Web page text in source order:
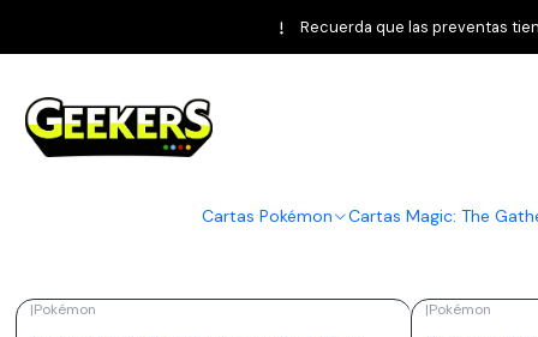
Cartas Pokémon Cartas Magic: The
Recuerda que las preventas
Pitch Black
La colección Pokémon TCG Mega Evolution: Pitch
para jugadores y coleccionistas. Encuentra Pokémon
|Pokémon |Pokémon